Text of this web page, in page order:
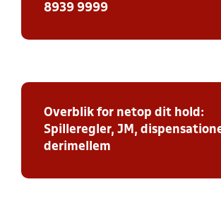
8939 9999
Overblik for netop dit hold:
Spilleregler, JM,
derimellem